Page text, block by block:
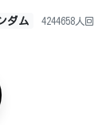
ダム 4244658人回